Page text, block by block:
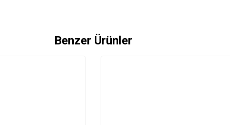
Benzer Ürünler